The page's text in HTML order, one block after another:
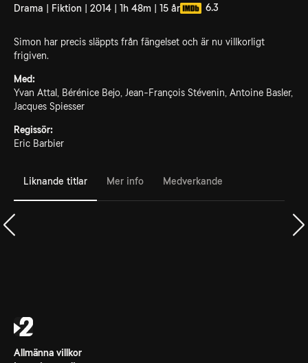
Drama | Fiktion | 2014 | 1h 48m | 15 år 6.3
Simon har precis släppts från fängelset och är nu villkorligt
frigiven.
Med:
Yvan Attal, Bérénice Bejo, Jean-François Stévenin, Antoine Basler,
Jacques Spiesser
Regissör:
Eric Barbier
Liknande titlar Mer info Medverkande
Allmänna villkor